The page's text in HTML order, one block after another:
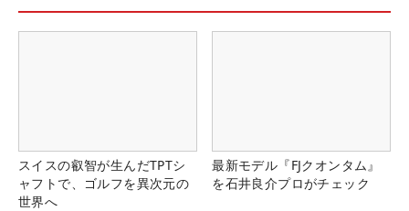
スイスの叡智が生んだTPTシ
ャフトで、ゴルフを異次元の
世界へ
最新モデル『FJクオンタム』
を石井良介プロがチェック